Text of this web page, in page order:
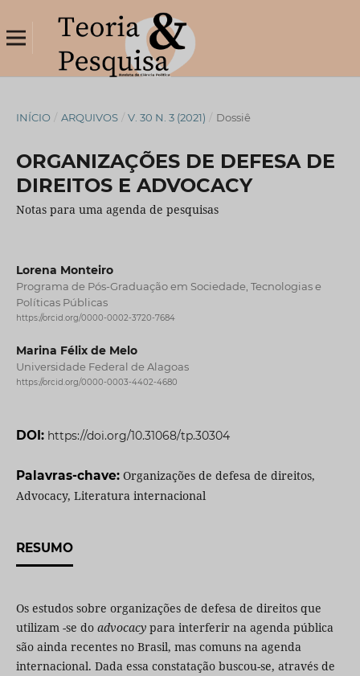
INÍCIO / ARQUIVOS / V. 30 N. 3 (2021) / Dossiê
ORGANIZAÇÕES DE DEFESA DE
DIREITOS E ADVOCACY
Notas para uma agenda de pesquisas
Lorena Monteiro
Programa de Pós-Graduação em Sociedade, Tecnologias e
Políticas Públicas
https://orcid.org/0000-0002-3720-7684
Marina Félix de Melo
Universidade Federal de Alagoas
https://orcid.org/0000-0003-4402-4680
DOI: https://doi.org/10.31068/tp.30304
Palavras-chave: Organizações de defesa de direitos,
Advocacy, Literatura internacional
RESUMO
Os estudos sobre organizações de defesa de direitos que
utilizam -se do advocacypara interferir na agenda pública
são ainda recentes no Brasil, mas comuns na agenda
internacional. Dada essa constatação buscou-se, através de